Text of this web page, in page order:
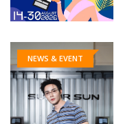
NEWS & EVENT